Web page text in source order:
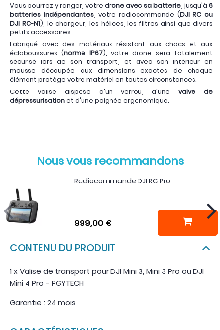
Vous pourrez y ranger, votre drone avec sa batterie , jusqu'à6
batteries indépendantes , votre radiocommande (DJI RC ou
DJI RC-N1), le chargeur, les hélices, les filtres ainsi que divers
petits accessoires.
Fabriqué avec des matériaux résistant aux chocs et aux
éclaboussures (norme IP67), votre drone sera totalement
sécurisé lors de son transport, et avec son intérieur en
mousse découpée aux dimensions exactes de chaque
élément protège votre matériel en toutes circonstances.
Cette valise dispose d'un verrou, d'unevalve de
dépressurisationet d'une poignée ergonomique.
Nous vous recommandons
Radiocommande DJI RC Pro
999,00 €
CONTENU DU PRODUIT
1 x Valise de transport pour DJI Mini 3, Mini 3 Pro ou DJI
Mini 4 Pro - PGYTECH
Garantie : 24 mois